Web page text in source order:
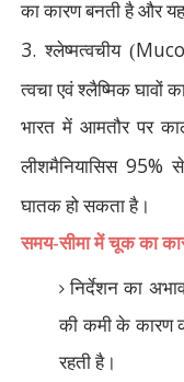
का कारण बनती है और
3.श्लेष्मत्वचीय (
त्वचा एवं श्लैष्मिक घावों
भारत में आमतौर पर
लीशमैनियासिस 95%
घातक हो सकता है।
समय-सीमा में चूक का
निर्देशन का
की कमी के कारण
रहती है।